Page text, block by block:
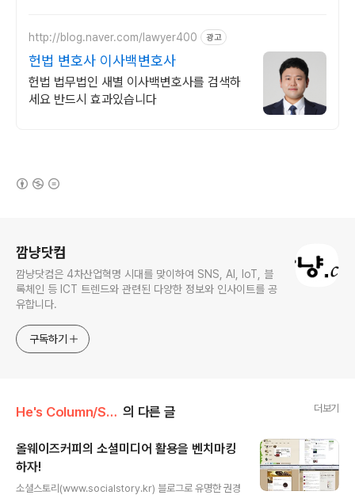
http://blog.naver.com/lawyer400 광고
헌법 변호사 이사백변호사
헌법 법무법인 새별 이사백변호사를 검색하
세요 반드시 효과있습니다
깜냥닷컴
깜냥닷컴은 4차산업혁명 시대를 맞이하여 SNS, AI, IoT, 블
록체인 등 ICT 트렌드와 관련된 다양한 정보와 인사이트를 공
유합니다.
구독하기
He's Column/Social 의 다른 글 더보기
올웨이즈커피의 소셜미디어 활용을 벤치마킹
하자!
소셜스토리(www.socialstory.kr) 블로그로 유명한 권경